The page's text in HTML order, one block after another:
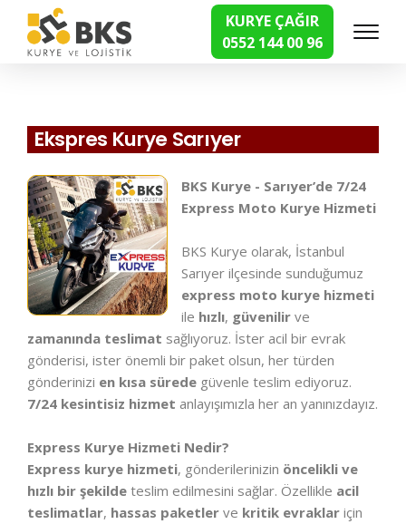
KURYE ÇAĞIR
0552 144 00 96
Hızlı Kurye Hizmetleri
Ekspres Kurye Sarıyer
BKS Kurye - Sarıyer’de 7/24
Express Moto Kurye Hizmeti
BKS Kurye olarak, İstanbul
Sarıyer ilçesinde sunduğumuz
express moto kurye hizmeti
ile hızlı, güvenilir ve
zamanında teslimat sağlıyoruz. İster acil bir evrak
gönderisi, ister önemli bir paket olsun, her türden
gönderinizi en kısa sürede güvenle teslim ediyoruz.
7/24 kesintisiz hizmet anlayışımızla her an yanınızdayız.
Express Kurye Hizmeti Nedir?
Express kurye hizmeti, gönderilerinizin öncelikli ve
hızlı bir şekilde teslim edilmesini sağlar. Özellikle acil
teslimatlar, hassas paketler ve kritik evraklar için